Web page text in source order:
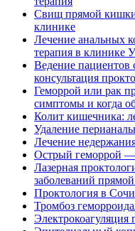
Свищ прямой кишки
клинике
Лечение анальных
терапия в
Ведение
консультация
Геморрой или рак
симптомы и когда
Колит кишечника:
Удаление
Лечение
Острый геморрой
Лазерная
заболеваний
Проктология в
Тромбоз